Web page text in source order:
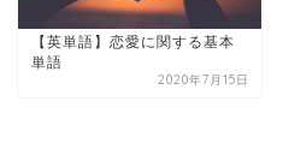
【英単語】恋愛に関する基本
単語
2020年7月15日